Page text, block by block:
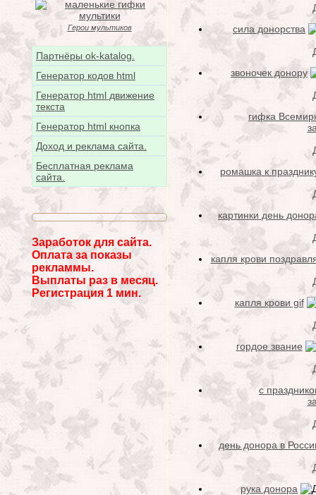
Герои мультиков
Партнёры ok-katalog.
Генератор кодов html
Генератор html движение
текста
Генератор html кнопка
Доход и реклама сайта.
Бесплатная реклама
сайта.
Заработок для сайта.
Оплата за показы
рекламмы.
Выплаты раз в месяц.
Регистрация 1 мин.
сила донорства
звоночек донору
гифка
ромашка к
картинки день
капля крови
капля крови gif
гордое звание
с
день донора в
рука донора